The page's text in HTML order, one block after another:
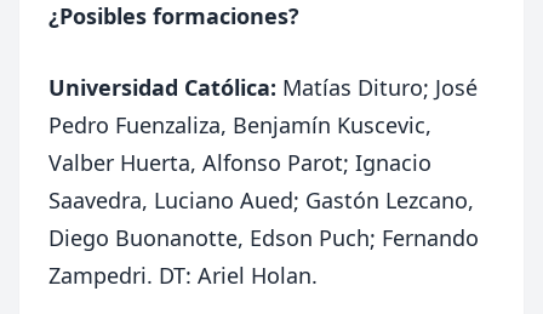
¿Posibles formaciones?
Universidad Católica: Matías Dituro; José
Pedro Fuenzaliza, Benjamín Kuscevic,
Valber Huerta, Alfonso Parot; Ignacio
Saavedra, Luciano Aued; Gastón Lezcano,
Diego Buonanotte, Edson Puch; Fernando
Zampedri. DT: Ariel Holan.